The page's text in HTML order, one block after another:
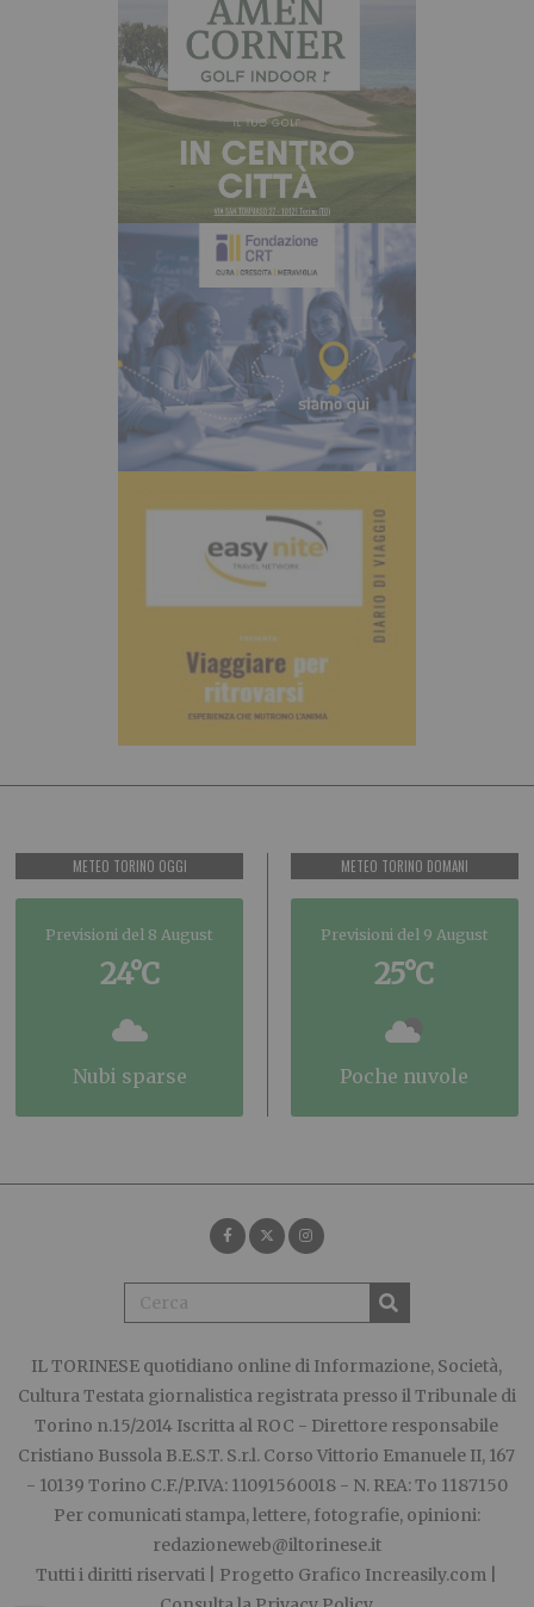
METEO TORINO OGGI
Previsioni del 8 August
24°C
nubi sparse
METEO TORINO DOMANI
Previsioni del 9 August
25°C
poche nuvole
IL TORINESE quotidiano online di Informazione, Società,
Cultura Testata giornalistica registrata presso il Tribunale di
Torino n.15/2014 Iscritta al ROC - Direttore responsabile
Cristiano Bussola B.E.S.T. S.r.l. Corso Vittorio Emanuele II, 167
- 10139 Torino C.F./P.IVA: 11091560018 - N. REA: To 1187150
Per comunicati stampa, lettere, fotografie, opinioni:
redazioneweb@iltorinese.it
Tutti i diritti riservati | Progetto Grafico Increasily.com